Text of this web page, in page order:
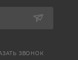
ЗВОНОК